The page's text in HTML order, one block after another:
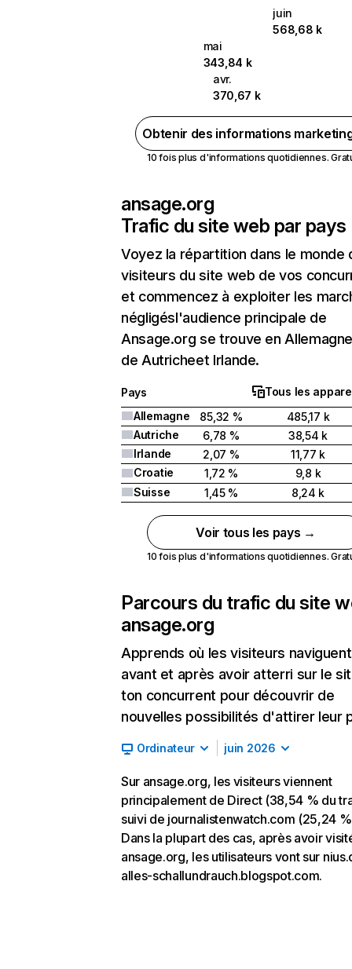
juin
568,68 k
mai
343,84 k
avr.
370,67 k
Obtenir des informations
10 fois plus d'informations quotidiennes.
ansage.org
Trafic du site web par pays
Voyez la répartition dans le monde
visiteurs du site web de vos
et commencez à exploiter les
négligésl'audience principale de
Ansage.org se trouve en
de Autricheet Irlande.
Pays
Tous les
Allemagne
85,32 %
485,17 k
Autriche
6,78 %
38,54 k
Irlande
2,07 %
11,77 k
Croatie
1,72 %
9,8 k
Suisse
1,45 % 8,24 k
Voir tous les pays →
10 fois plus d'informations quotidiennes.
Parcours du trafic du site
ansage.org
Apprends où les visiteurs naviguent
avant et après avoir atterri sur le
ton concurrent pour découvrir de
nouvelles possibilités d'attirer leur
Ordinateur juin 2026
Sur ansage.org, les visiteurs viennent
principalement de Direct (38,54 % du
suivi de journalistenwatch.com (25,24
Dans la plupart des cas, après avoir
ansage.org, les utilisateurs vont sur
alles-schallundrauch.blogspot.com.